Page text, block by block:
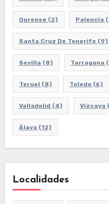
Ourense (2) Palencia
Santa Cruz De Tenerife (9)
Sevilla (8) Tarragona
Teruel (8) Toledo (6)
Valladolid (4) Vizcaya
Álava (12)
Localidades